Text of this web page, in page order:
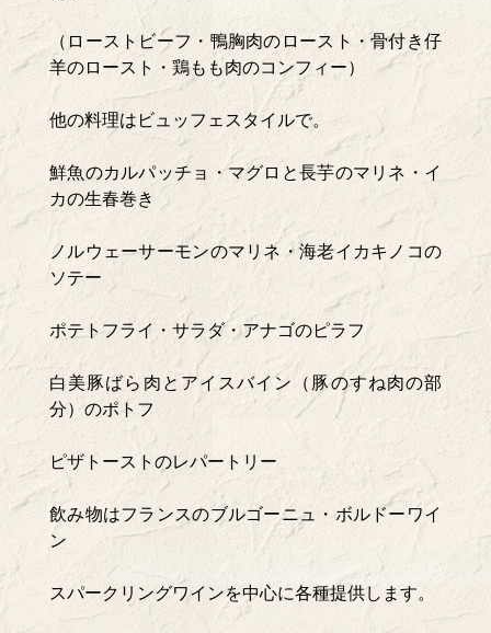
（ローストビーフ・鴨胸肉のロースト・骨付き仔
羊のロースト・鶏もも肉のコンフィー）
他の料理はビュッフェスタイルで。
鮮魚のカルパッチョ・マグロと長芋のマリネ・イ
カの生春巻き
ノルウェーサーモンのマリネ・海老イカキノコの
ソテー
ポテトフライ・サラダ・アナゴのピラフ
白美豚ばら肉とアイスバイン（豚のすね肉の部
分）のポトフ
ピザトーストのレパートリー
飲み物はフランスのブルゴーニュ・ボルドーワイ
ン
スパークリングワインを中心に各種提供します。